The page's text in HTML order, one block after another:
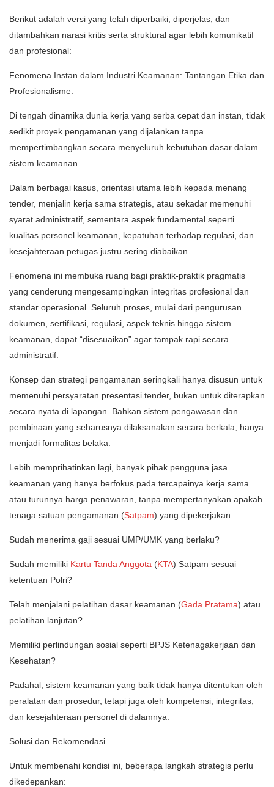
Berikut adalah versi yang telah diperbaiki, diperjelas, dan
ditambahkan narasi kritis serta struktural agar lebih komunikatif
dan profesional:
Fenomena Instan dalam Industri Keamanan: Tantangan Etika dan
Profesionalisme:
Di tengah dinamika dunia kerja yang serba cepat dan instan, tidak
sedikit proyek pengamanan yang dijalankan tanpa
mempertimbangkan secara menyeluruh kebutuhan dasar dalam
sistem keamanan.
Dalam berbagai kasus, orientasi utama lebih kepada menang
tender, menjalin kerja sama strategis, atau sekadar memenuhi
syarat administratif, sementara aspek fundamental seperti
kualitas personel keamanan, kepatuhan terhadap regulasi, dan
kesejahteraan petugas justru sering diabaikan.
Fenomena ini membuka ruang bagi praktik-praktik pragmatis
yang cenderung mengesampingkan integritas profesional dan
standar operasional. Seluruh proses, mulai dari pengurusan
dokumen, sertifikasi, regulasi, aspek teknis hingga sistem
keamanan, dapat “disesuaikan” agar tampak rapi secara
administratif.
Konsep dan strategi pengamanan seringkali hanya disusun untuk
memenuhi persyaratan presentasi tender, bukan untuk diterapkan
secara nyata di lapangan. Bahkan sistem pengawasan dan
pembinaan yang seharusnya dilaksanakan secara berkala, hanya
menjadi formalitas belaka.
Lebih memprihatinkan lagi, banyak pihak pengguna jasa
keamanan yang hanya berfokus pada tercapainya kerja sama
atau turunnya harga penawaran, tanpa mempertanyakan apakah
tenaga satuan pengamanan (Satpam) yang dipekerjakan:
Sudah menerima gaji sesuai UMP/UMK yang berlaku?
Sudah memiliki Kartu Tanda Anggota (KTA) Satpam sesuai
ketentuan Polri?
Telah menjalani pelatihan dasar keamanan (Gada Pratama) atau
pelatihan lanjutan?
Memiliki perlindungan sosial seperti BPJS Ketenagakerjaan dan
Kesehatan?
Padahal, sistem keamanan yang baik tidak hanya ditentukan oleh
peralatan dan prosedur, tetapi juga oleh kompetensi, integritas,
dan kesejahteraan personel di dalamnya.
Solusi dan Rekomendasi
Untuk membenahi kondisi ini, beberapa langkah strategis perlu
dikedepankan: